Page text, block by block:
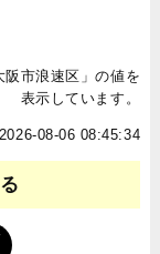
市浪速区」の値を
表示しています。
08-06 08:45:34